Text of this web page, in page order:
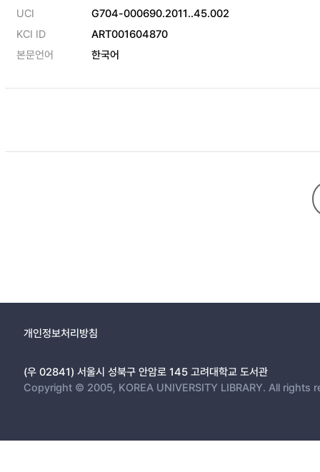
UCI
G704-000690.2011..45.002
KCI ID
ART001604870
본문언어
한국어
개인정보처리방침
(우 02841) 서울시 성북구 안암로 145 고려대학교 도서관
Copyright © 2005, KOREA UNIVERSITY LIBRARY. All rights